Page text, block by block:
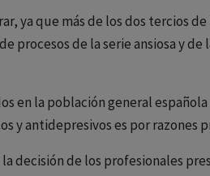
ya que más de los dos tercios
procesos de la serie ansiosa y
en la población general
y antidepresivos es por razones
decisión de los profesionales